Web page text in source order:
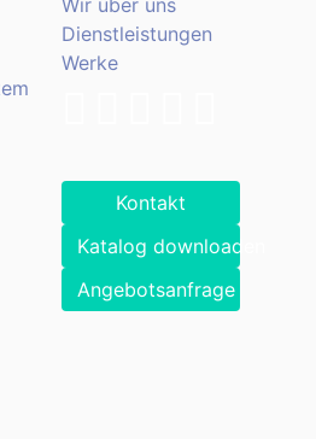
Dienstleistungen
Werke
Kontakt
Katalog downloaden
Angebotsanfrage